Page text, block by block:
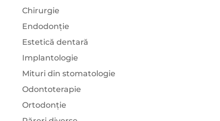
Chirurgie
Endodonție
Estetică dentară
Implantologie
Mituri din stomatologie
Odontoterapie
Ortodonție